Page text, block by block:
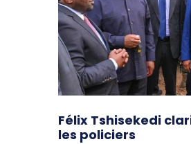
Félix Tshisekedi
les policiers